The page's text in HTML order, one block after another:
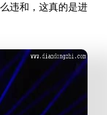
违和，这真的是进